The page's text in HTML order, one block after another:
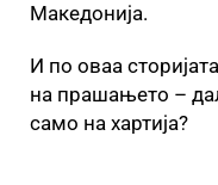
Македонија.
И по оваа
на прашањето –
само на хартија?